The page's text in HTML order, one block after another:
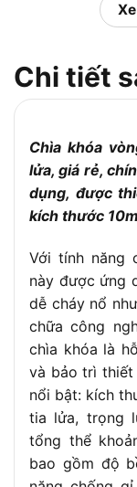
Loại chìa khóa
Độ cứng
Thiết kế
Ứng dụng
tổng thể (dự
kiến)
Trọng lượng
(dự kiến)
Xuất xứ
Tiêu chuẩn
chất lượng
Chi tiết
Chìa khóa
lửa, giá rẻ,
dụng, được
kích thước
Với tính năng
này được ứng
dễ cháy nổ
chữa công
chìa khóa là
và bảo trì thiết
nổi bật: kích
tia lửa, trọng
tổng thể
bao gồm độ